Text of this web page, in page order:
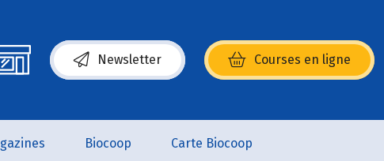
Newsletter Courses en ligne
(s’ouvre dans une nouvelle fenêtre)
Biocoop Carte Biocoop